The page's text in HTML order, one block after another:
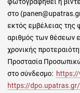
στο
εκτός εμβέλειας της
αριθμός των θέσεων
χρονικής
Προστασία
στο σύνδεσμο:
https://dpo.upatras.gr/